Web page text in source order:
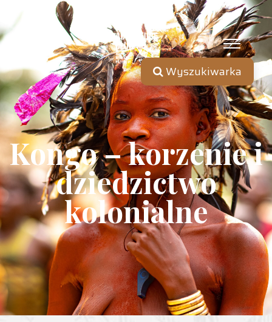
Wyszukiwarka
Kongo – korzenie i
dziedzictwo
kolonialne